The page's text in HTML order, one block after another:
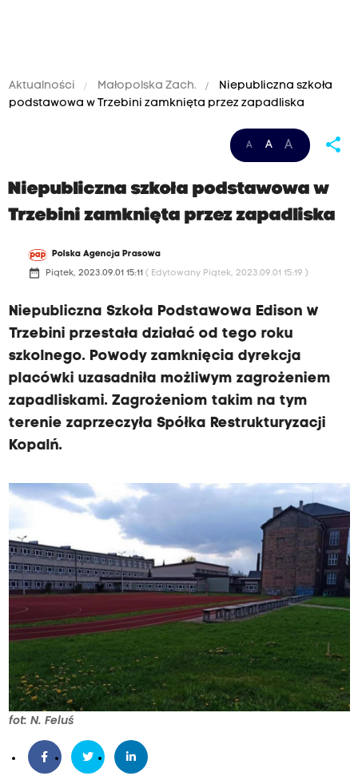
Aktualności Małopolska Zach.
Niepubliczna szkoła
podstawowa w Trzebini zamknięta przez zapadliska
A A A share
Niepubliczna szkoła podstawowa w
Trzebini zamknięta przez zapadliska
Polska Agencja Prasowa
date_range Piątek, 2023.09.01 15:11 ( Edytowany Piątek, 2023.09.01 15:19 )
Niepubliczna Szkoła Podstawowa Edison w
Trzebini przestała działać od tego roku
szkolnego. Powody zamknięcia dyrekcja
placówki uzasadniła możliwym zagrożeniem
zapadliskami. Zagrożeniom takim na tym
terenie zaprzeczyła Spółka Restrukturyzacji
Kopalń.
fot: N. Feluś